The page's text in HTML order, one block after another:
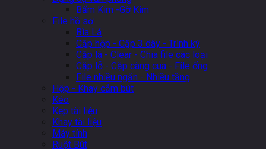
Bấm Kim -Gỡ Kim
File hồ sơ
Bìa Lá
Cặp hộp - Cặp 3 dây - Trình ký
Cặp lá - Clear - Chia file các loại
Cặp lỗ - Cặp càng cua - File ống
File nhiều ngăn - Nhiều tầng
Hộp - Khay cắm bút
Kéo
Kẹp tài liệu
Khay tài liệu
Máy tính
Ruột Bút